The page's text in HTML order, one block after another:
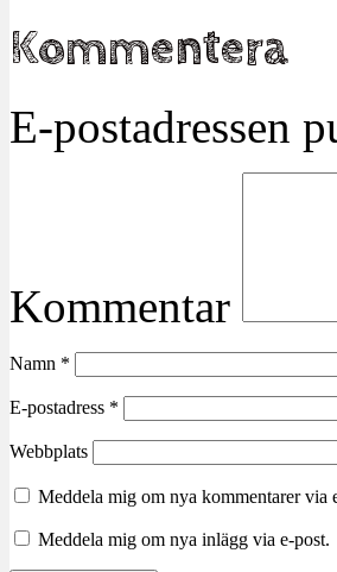
Kommentera
E-postadressen
Kommentar
Namn *
E-postadress *
Webbplats
Meddela mig om nya kommentarer via
Meddela mig om nya inlägg via e-post.